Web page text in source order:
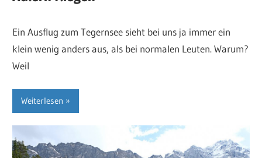
Ein Ausflug zum Tegernsee sieht bei uns ja immer ein
klein wenig anders aus, als bei normalen Leuten. Warum?
Weil
Weiterlesen